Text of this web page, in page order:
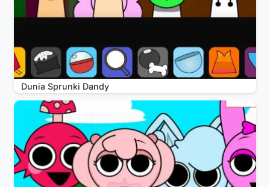
Dunia Sprunki Dandy